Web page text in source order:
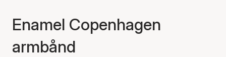
Enamel Copenhagen
armbånd